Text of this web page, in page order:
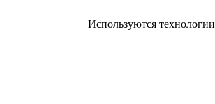
Используются технологии